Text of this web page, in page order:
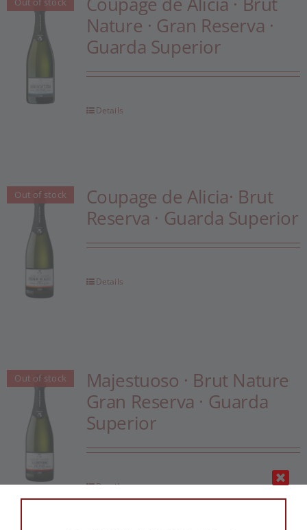
Blog
Contacte
Nature · Gran Reserva ·
Guarda Superior
Details
Out of stock
Coupage de Alicia· Brut
Reserva · Guarda Superior
Details
Out of stock
Majestuoso · Brut Nature
Gran Reserva · Guarda
Superior
Details